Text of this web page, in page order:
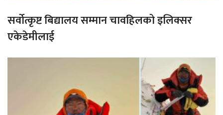
सर्वोत्कृष्ट बिद्यालय सम्मान चावहिलको इलिक्सर
एकेडेमीलाई